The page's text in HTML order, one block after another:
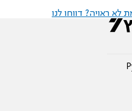
ראויה? דווחו לנו